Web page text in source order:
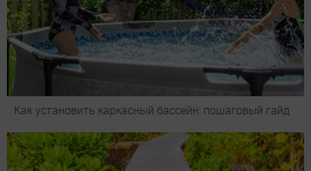
Как установить каркасный бассейн: пошаговый гайд